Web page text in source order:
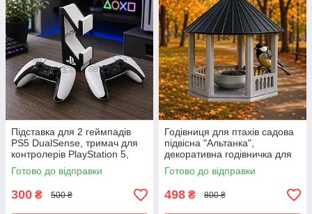
Підставка для 2 геймпадів
PS5 DualSense, тримач для
контролерів PlayStation 5,
органайзер для джойстиків
Готово до відправки
300 ₴ 500 ₴
Годівниця для птахів садова
підвісна "Альтанка",
декоративна годівничка для
саду, дачі та двору 19×16 см
Готово до відправки
498 ₴ 800 ₴